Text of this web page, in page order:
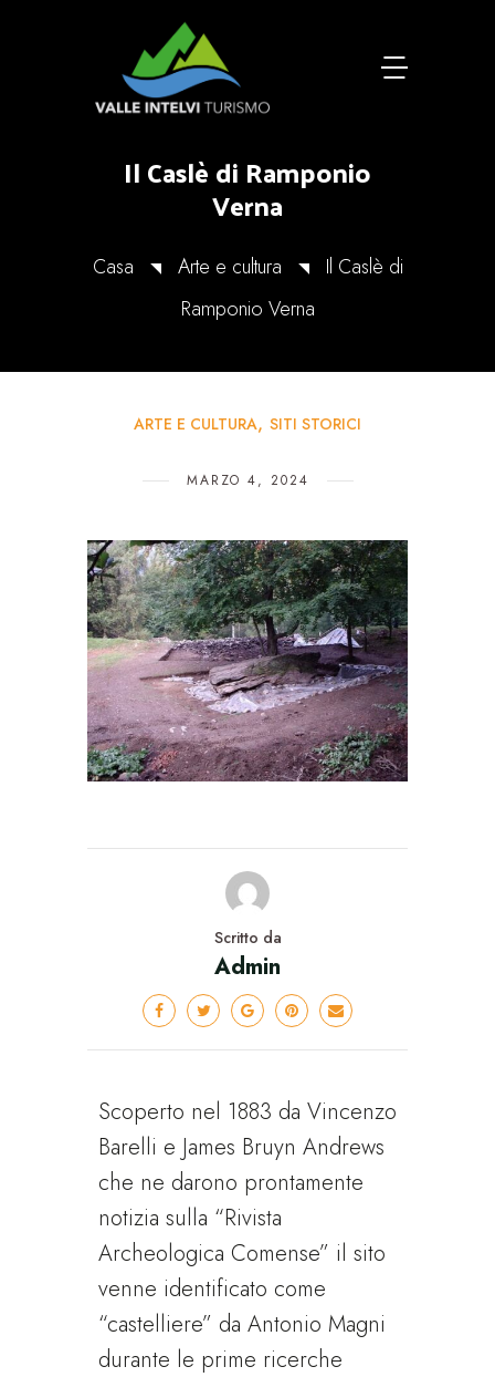
Il Caslè di Ramponio
Verna
Casa Arte e cultura
Il Caslè di
Ramponio Verna
ARTE E CULTURA SITI STORICI
MARZO 4, 2024
Scritto da
Admin
Scoperto nel 1883 da Vincenzo
Barelli e James Bruyn Andrews
che ne darono prontamente
notizia sulla “Rivista
Archeologica Comense” il sito
venne identificato come
“castelliere” da Antonio Magni
durante le prime ricerche